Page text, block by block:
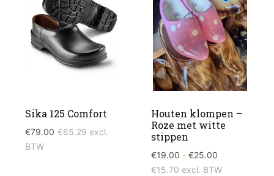
Sika 125 Comfort
€79.00 €65.29 excl.
BTW
Houten klompen –
Roze met witte
stippen
€19.00 - €25.00Prijsklasse:
€19.00
€15.70 excl. BTW